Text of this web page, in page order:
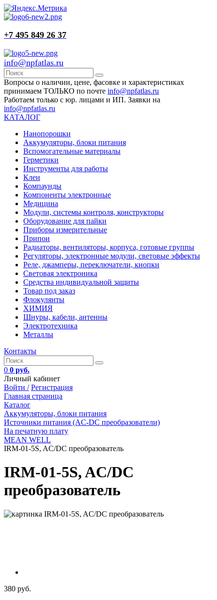
+7 495 849 26 37
info@npfatlas.ru
Вопросы о наличии, цене, фасовке и характеристиках
принимаем ТОЛЬКО по почте info@npfatlas.ru
Работаем только с юр. лицами и ИП. Заявки на
info@npfatlas.ru
КАТАЛОГ
Нанопорошки
Аккумуляторы, блоки питания
Вспомогательные материалы
Герметики
Инструменты для работы
Клеи
Компаунды
Компоненты электронные
Медицина
Модули, системы контроля, конструкторы
Оборудование для пайки
Приборы измерительные
Припои
Радиаторы, вентиляторы, корпуса, готовые группы
Регуляторы, электронные модули, световые эффекты
Реле, джамперы, переключатели, кнопки
Световая электроника
Средства индивидуальной защиты
Товар под заказ
Флокулянты
ХИМИЯ
Шнуры, кабели, антенны
Электротехника
Металлы
Контакты
0 0 руб.
Личный кабинет
Войти / Регистрация
Главная страница
Каталог
Аккумуляторы, блоки питания
Источники питания (AC-DC преобразователи)
На печатную плату
MEAN WELL
IRM-01-5S, AC/DC преобразователь
IRM-01-5S, AC/DC
преобразователь
380 руб.